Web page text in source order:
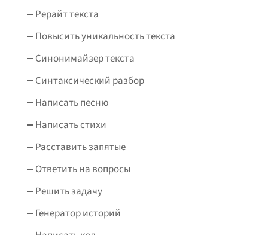
Рерайт текста
Повысить уникальность текста
Синонимайзер текста
Синтаксический разбор
Написать песню
Написать стихи
Расставить запятые
Ответить на вопросы
Решить задачу
Генератор историй